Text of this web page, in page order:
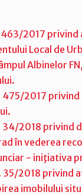
2017 privind
Local de
Albinelor
2017
2018 privind
în vederea
- iniţiativa
35/2018 privind
imobilului